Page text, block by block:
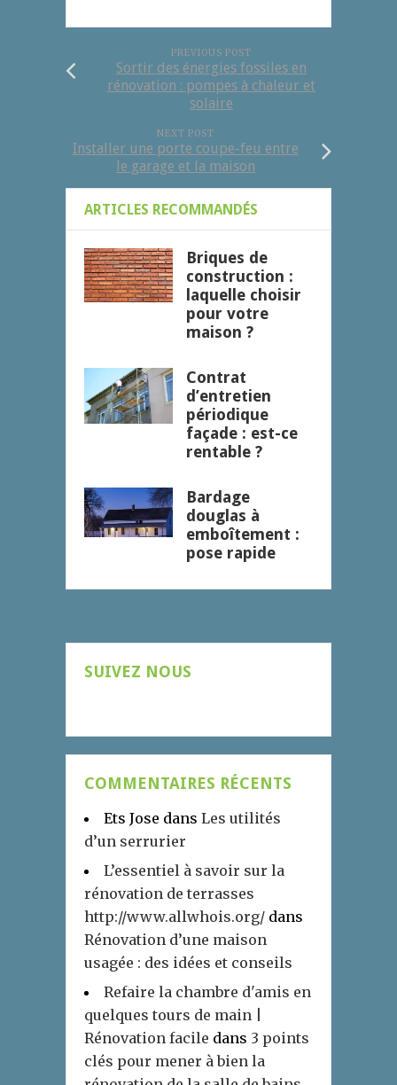
PREVIOUS POST
Sortir des énergies fossiles en
rénovation : pompes à chaleur et
solaire
NEXT POST
Installer une porte coupe-feu entre
le garage et la maison
ARTICLES RECOMMANDÉS
Briques de
construction :
laquelle choisir
pour votre
maison ?
Contrat
d’entretien
périodique
façade : est-ce
rentable ?
Bardage
douglas à
emboîtement :
pose rapide
SUIVEZ NOUS
COMMENTAIRES RÉCENTS
Ets Jose dans Les utilités
d’un serrurier
L’essentiel à savoir sur la
rénovation de terrasses
http://www.allwhois.org/ dans
Rénovation d’une maison
usagée : des idées et conseils
Refaire la chambre d'amis en
quelques tours de main |
Rénovation facile dans 3 points
clés pour mener à bien la